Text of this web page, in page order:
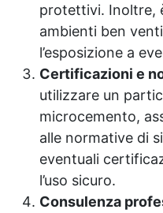
protettivi. Inoltre,
ambienti ben
l’esposizione a
Certificazioni e
utilizzare un
microcemento,
alle normative di
eventuali
l’uso sicuro.
Consulenza